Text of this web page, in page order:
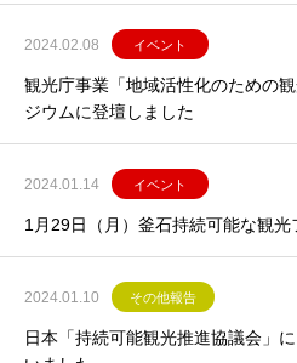
2024.02.08 イベント
観光庁事業「地域活性化のための
ジウムに登壇しました
2024.01.14 イベント
1月29日（月）釜石持続可能な観
2024.01.10 その他報告
日本「持続可能観光推進協議会」